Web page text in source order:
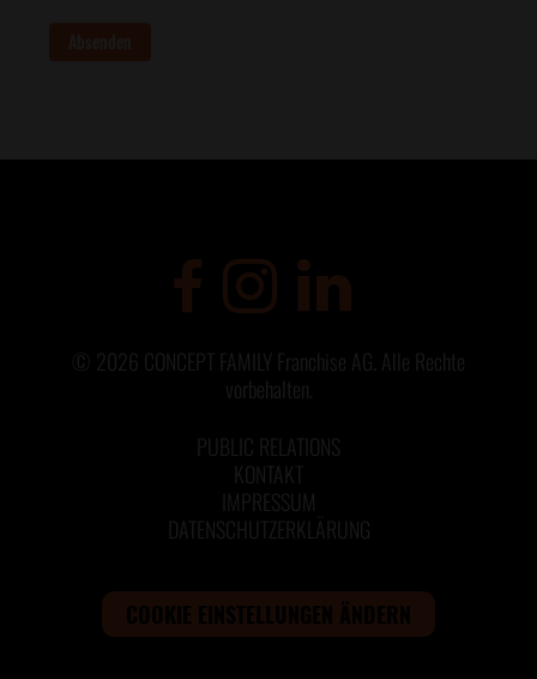
© 2026 CONCEPT FAMILY Franchise AG. Alle Rechte
vorbehalten.
PUBLIC RELATIONS
KONTAKT
IMPRESSUM
DATENSCHUTZERKLÄRUNG